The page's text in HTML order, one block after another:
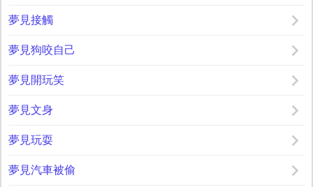
夢見接觸
夢見狗咬自己
夢見開玩笑
夢見文身
夢見玩耍
夢見汽車被偷